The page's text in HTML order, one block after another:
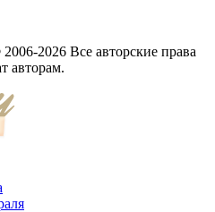
2026 Все авторские права
авторам.